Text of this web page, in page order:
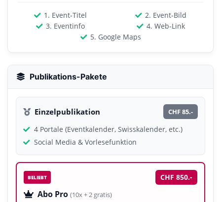
1. Event-Titel
2. Event-Bild
3. Eventinfo
4. Web-Link
5. Google Maps
Publikations-Pakete
Einzelpublikation CHF 85.-
4 Portale (Eventkalender, Swisskalender, etc.)
Social Media & Vorlesefunktion
BELIEBT CHF 850.-
Abo Pro (10x + 2 gratis)